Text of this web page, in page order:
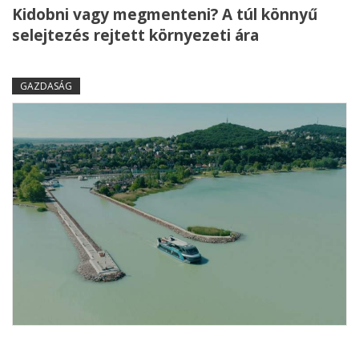
Kidobni vagy megmenteni? A túl könnyű
selejtezés rejtett környezeti ára
GAZDASÁG